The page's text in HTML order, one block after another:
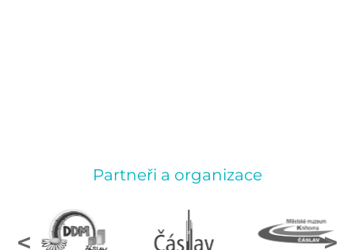
Partneři a organizace
< >